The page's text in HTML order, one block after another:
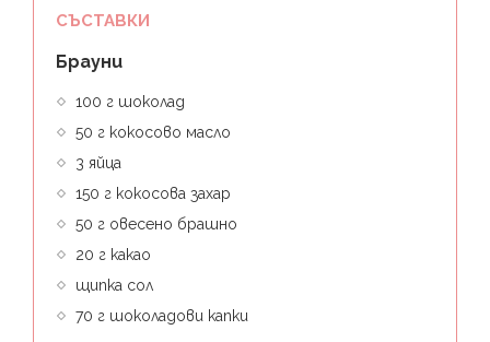
СЪСТАВКИ
Брауни
100 г шоколад⁣
50 г кокосово масло⁣
3 яйца⁣
150 г кокосова захар⁣
50 г овесено брашно⁣
20 г какао⁣
щипка сол⁣
70 г шоколадови капки